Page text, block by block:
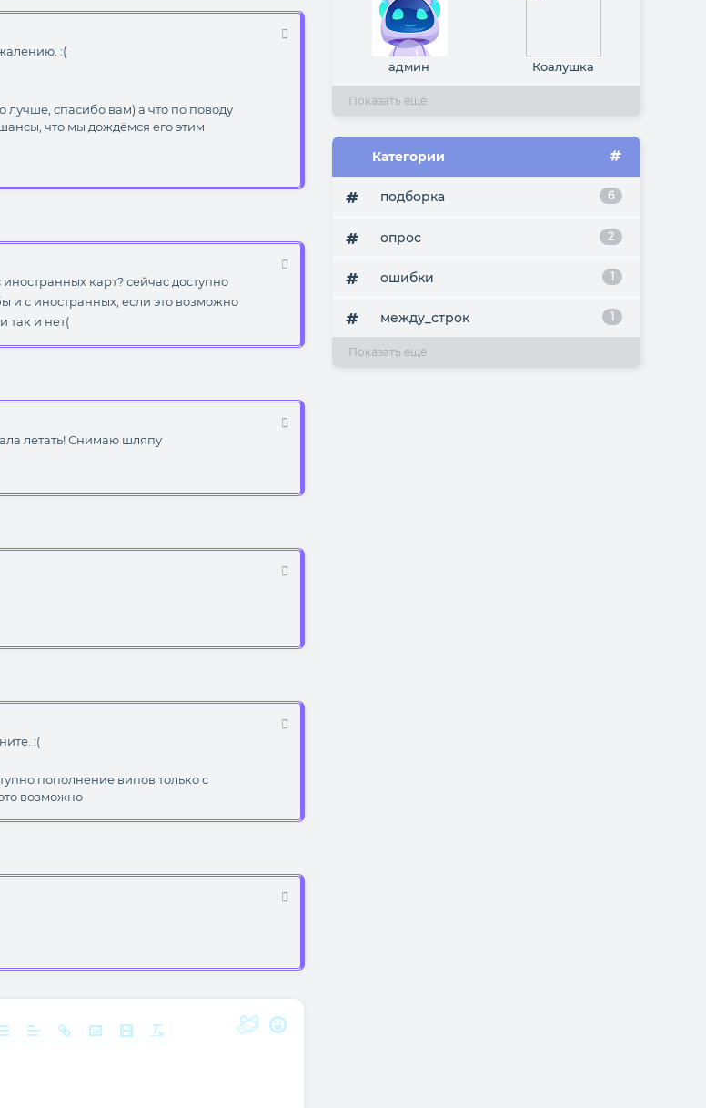
:(
лучше, спасибо вам) а что по поводу
что мы дождёмся его этим
карт? сейчас доступно
и с иностранных, если это возможно
так и нет(
летать! Снимаю шляпу
:(
пополнение випов только с
возможно
админ Коалушка
Показать ещё
Категории
подборка 6
опрос 2
ошибки 1
между_строк 1
Показать ещё